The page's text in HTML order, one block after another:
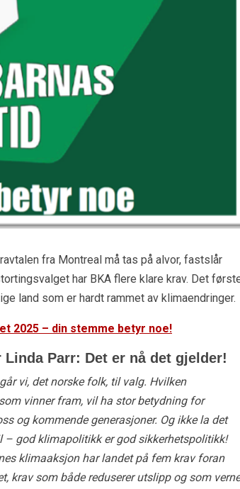
fra Montreal må tas på alvor, fastslår
har BKA flere klare krav. Det
land som er hardt rammet av klimaendringer.
2025 – din stemme betyr noe!
Linda Parr: Det er nå det gjelder!
vi, det norske folk, til valg. Hvilken
vinner fram, vil ha stor betydning for
og kommende generasjoner. Og ikke la det
– god klimapolitikk er god sikkerhetspolitikk!
klimaaksjon har landet på fem krav foran
krav som både reduserer utslipp og som